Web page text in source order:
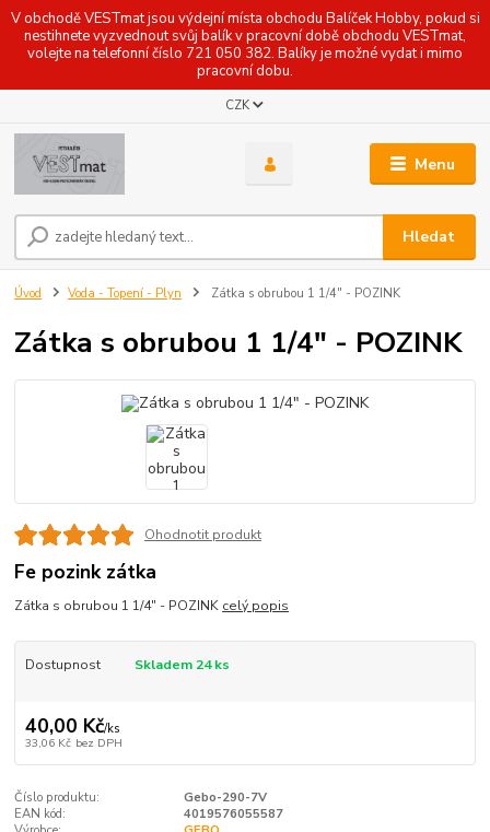
V obchodě VESTmat jsou výdejní místa obchodu Balíček Hobby, pokud si
nestihnete vyzvednout svůj balík v pracovní době obchodu VESTmat,
volejte na telefonní číslo 721 050 382. Balíky je možné vydat i mimo
pracovní dobu.
Menu
CZK
Hledat
Úvod Voda - Topení - Plyn Zátka s obrubou 1 1/4" - POZINK
Zátka s obrubou 1 1/4" - POZINK
Ohodnotit produkt
Fe pozink zátka
Zátka s obrubou 1 1/4" - POZINK celý popis
Dostupnost Skladem 24 ks
40,00 Kč/ks
33,06 Kč bez DPH
Číslo produktu:
Gebo-290-7V
EAN kód:
4019576055587